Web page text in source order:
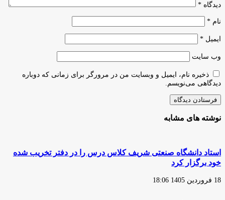
دیدگاه *
نام *
ایمیل *
وب‌ سایت
ذخیره نام، ایمیل و وبسایت من در مرورگر برای زمانی که دوباره
دیدگاهی می‌نویسم.
نوشته های مشابه
استاد دانشگاه صنعتی شریف کلاس درس را در دفتر تخریب شده
خود برگزار کرد
18 فروردین 1405 18:06